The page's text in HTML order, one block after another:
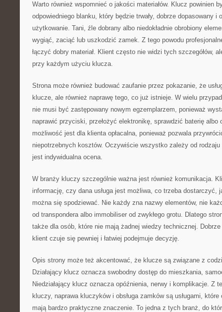
Warto również wspomnieć o jakości materiałów. Klucz powinien
odpowiedniego blanku, który będzie trwały, dobrze dopasowany i
użytkowanie. Tani, źle dobrany albo niedokładnie obrobiony
wygiąć, zaciąć lub uszkodzić zamek. Z tego powodu
łączyć dobry materiał. Klient często nie widzi tych szczegółów,
przy każdym użyciu klucza.
Strona może również budować zaufanie przez pokazanie, że
klucze, ale również naprawę tego, co już istnieje. W wielu
nie musi być zastępowany nowym egzemplarzem, ponieważ
naprawić przyciski, przełożyć elektronikę, sprawdzić baterię albo
możliwość jest dla klienta opłacalna, ponieważ pozwala
niepotrzebnych kosztów. Oczywiście wszystko zależy od
jest indywidualna ocena.
W branży kluczy szczególnie ważna jest również komunikacja.
informację, czy dana usługa jest możliwa, co trzeba dostarczyć,
można się spodziewać. Nie każdy zna nazwy elementów, nie
od transpondera albo immobiliser od zwykłego grotu. Dlatego
także dla osób, które nie mają żadnej wiedzy technicznej. Dobrze
klient czuje się pewniej i łatwiej podejmuje decyzję.
Opis strony może też akcentować, że klucze są związane z
Działający klucz oznacza swobodny dostęp do mieszkania,
Niedziałający klucz oznacza opóźnienia, nerwy i komplikacje. Z
kluczy, naprawa kluczyków i obsługa zamków są usługami,
mają bardzo praktyczne znaczenie. To jedna z tych branż, do